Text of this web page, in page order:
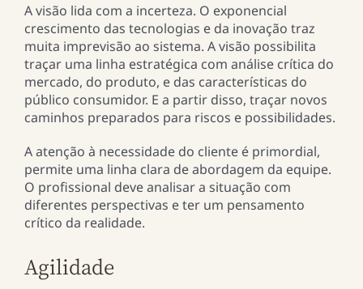
A visão lida com a incerteza. O exponencial
crescimento das tecnologias e da inovação traz
muita imprevisão ao sistema. A visão possibilita
traçar uma linha estratégica com análise crítica do
mercado, do produto, e das características do
público consumidor. E a partir disso, traçar novos
caminhos preparados para riscos e possibilidades.
A atenção à necessidade do cliente é primordial,
permite uma linha clara de abordagem da equipe.
O profissional deve analisar a situação com
diferentes perspectivas e ter um pensamento
crítico da realidade.
Agilidade